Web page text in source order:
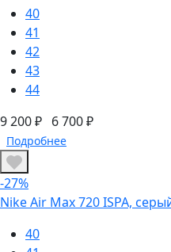
40
41
42
43
44
9 200 ₽ 6 700 ₽
Подробнее
-27%
Nike Air Max 720 ISPA,
40